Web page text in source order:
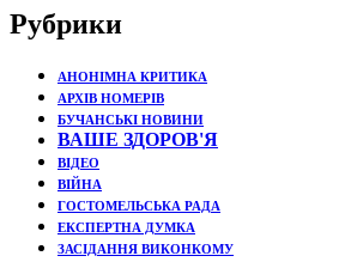
Рубрики
АНОНІМНА КРИТИКА
АРХІВ НОМЕРІВ
БУЧАНСЬКІ НОВИНИ
ВАШЕ ЗДОРОВ'Я
ВІДЕО
ВІЙНА
ГОСТОМЕЛЬСЬКА РАДА
ЕКСПЕРТНА ДУМКА
ЗАСІДАННЯ ВИКОНКОМУ